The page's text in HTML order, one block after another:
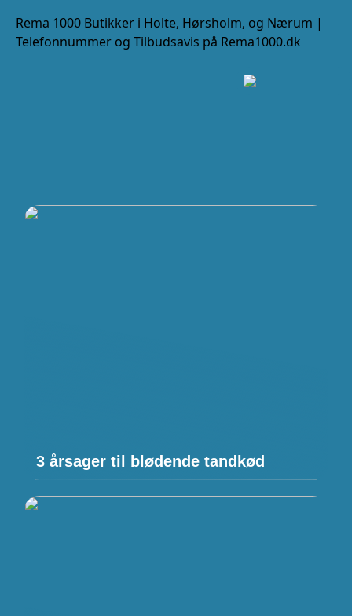
Rema 1000 Butikker i Holte, Hørsholm, og Nærum |
Telefonnummer og Tilbudsavis på Rema1000.dk
3 årsager til blødende tandkød